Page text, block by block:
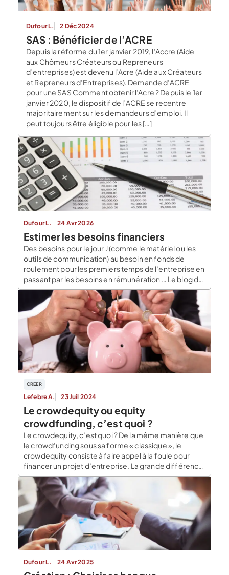
Dufour L. 2 Déc 2024
SAS : Bénéficier de l’ACRE
Depuis la réforme du 1er janvier 2019, l’Accre (Aide
aux Chômeurs Créateurs ou Repreneurs
d’entreprises) est devenu l’Acre (Aide aux Créateurs
et Repreneurs d’Entreprises). Demande d’ACRE
pour une SAS Comment obtenir l’Acre ? Depuis le 1er
janvier 2020, le dispositif de l’ACRE se recentre
majoritairement sur les demandeurs d’emploi. Il
peut toujours être éligible pour les […]
Dufour L. 24 Avr 2026
Estimer les besoins financiers
Des besoins pour le jour J (comme le matériel ou les
outils de communication) au besoin en fonds de
roulement pour les premiers temps de l’entreprise en
passant par les besoins en rémunération … Le blog du
dirigeant vous explique comment estimer vos
besoins financiers de manière précise. Il ne s’agirait
pas de bâcler cette étape et de vous retrouver à […]
CREER
Lefebre A. 23 Juil 2024
Le crowdequity ou equity
crowdfunding, c’est quoi ?
Le crowdequity, c’est quoi ? De la même manière que
le crowdfunding sous sa forme « classique », le
crowdequity consiste à faire appel à la foule pour
financer un projet d’entreprise. La grande différence
si situe dans le fait que la foule n’est pas
récompensée par un don. Elle n’est pas non plus
remboursée, alors que nécessaire […]
Dufour L. 24 Avr 2025